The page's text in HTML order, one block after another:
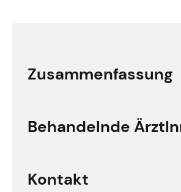
Zusammenfassung
Behandelnde
Kontakt